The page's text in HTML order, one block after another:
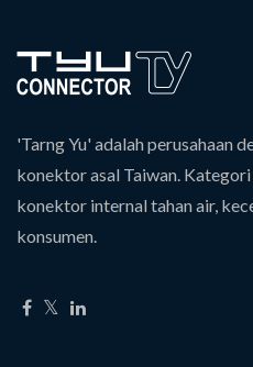
'Tarng Yu' adalah perusahaan
konektor asal Taiwan.
konektor internal tahan air,
konsumen.